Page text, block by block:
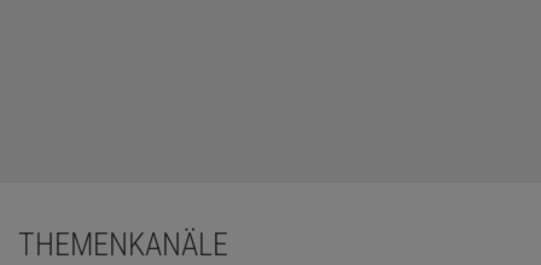
THEMENKANÄLE